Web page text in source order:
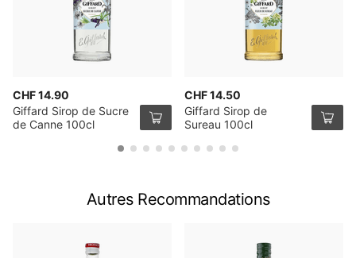
CHF 14.90
Giffard Sirop de Sucre
de Canne 100cl
CHF 14.50
Giffard Sirop de
Sureau 100cl
Autres Recommandations